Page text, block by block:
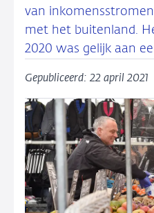
van
met het buitenland.
2020 was gelijk aan
Gepubliceerd: 22 april 2021